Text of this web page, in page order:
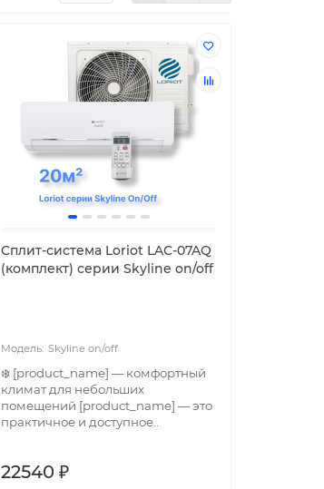
Cплит-система Loriot LAC-07AQ
(комплект) серии Skyline on/off
Skyline on/off
❄️ [product_name] — комфортный
климат для небольших
помещений [product_name] — это
практичное и доступное..
22540 ₽